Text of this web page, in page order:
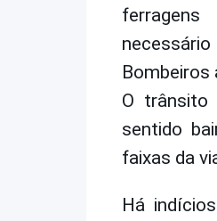
Bombeiros
O trânsito
sentido
faixas da
Há